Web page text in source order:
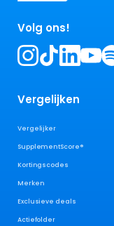
Volg ons!
Vergelijken
Vergelijker
SupplementScore®
Kortingscodes
Merken
Exclusieve deals
Actiefolder